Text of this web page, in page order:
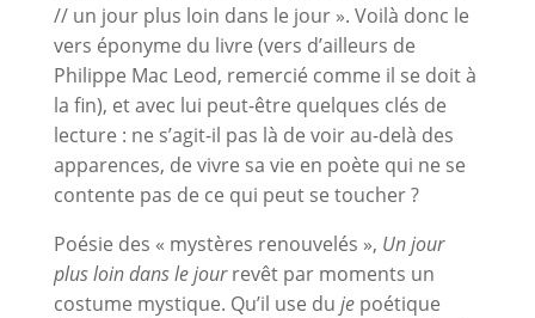
// un jour plus loin dans le jour ». Voilà donc le
vers éponyme du livre (vers d’ailleurs de
Philippe Mac Leod, remercié comme il se doit à
la fin), et avec lui peut-être quelques clés de
lecture : ne s’agit-il pas là de voir au-delà des
apparences, de vivre sa vie en poète qui ne se
contente pas de ce qui peut se toucher ?
Poésie des « mystères renouvelés », Un jour
plus loin dans le jourrevêt par moments un
costume mystique. Qu’il use du jepoétique